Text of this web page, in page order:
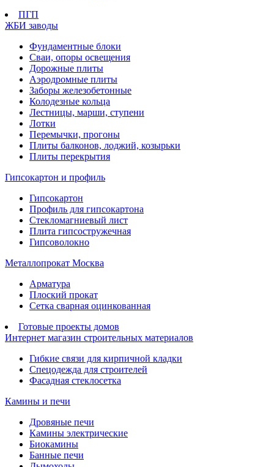
ПГП
ЖБИ заводы
Фундаментные блоки
Сваи, опоры освещения
Дорожные плиты
Аэродромные плиты
Заборы железобетонные
Колодезные кольца
Лестницы, марши, ступени
Лотки
Перемычки, прогоны
Плиты балконов, лоджий, козырьки
Плиты перекрытия
Гипсокартон и профиль
Гипсокартон
Профиль для гипсокартона
Стекломагниевый лист
Плита гипсостружечная
Гипсоволокно
Металлопрокат Москва
Арматура
Плоский прокат
Сетка сварная оцинкованная
Готовые проекты домов
Интернет магазин строительных материалов
Гибкие связи для кирпичной кладки
Спецодежда для строителей
Фасадная стеклосетка
Камины и печи
Дровяные печи
Камины электрические
Биокамины
Банные печи